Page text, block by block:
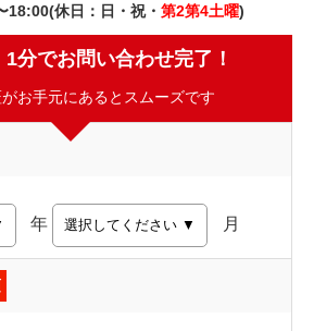
18:00(休日：日・祝・ 第2第4土曜)
分でお問い合わせ完了！
お手元にあるとスムーズです
年 月